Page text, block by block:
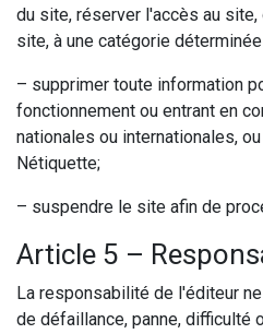
du site, réserver l'accès au
site, à une catégorie
– supprimer toute information
fonctionnement ou entrant en
nationales ou internationales,
Nétiquette;
– suspendre le site afin de
Article 5 –
La responsabilité de l'éditeur
de défaillance, panne, difficulté